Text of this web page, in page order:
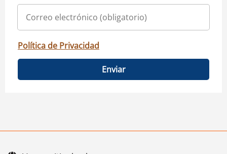
Política de Privacidad
Enviar